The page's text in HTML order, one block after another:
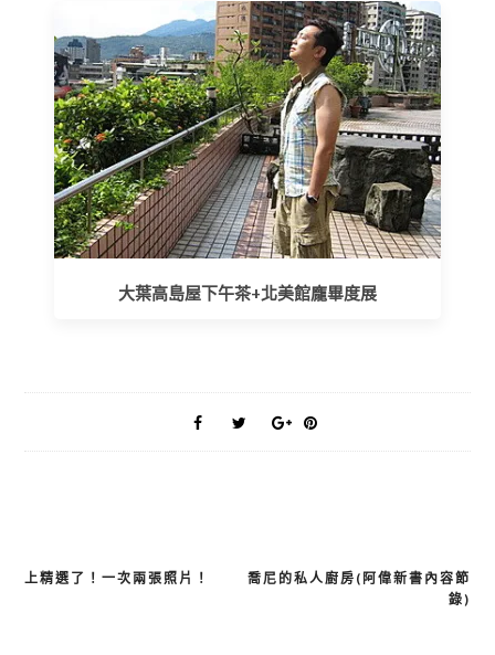
大葉高島屋下午茶+北美館龐畢度展
文
上精選了！一次兩張照片！
喬尼的私人廚房(阿偉新書內容節
錄)